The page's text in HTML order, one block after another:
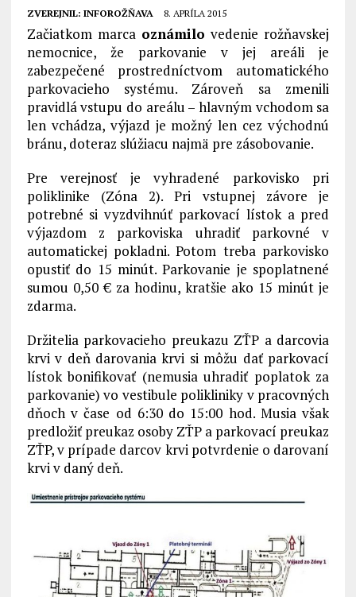
ZVEREJNIL: INFOROŽŇAVA 8. APRÍLA 2015
Začiatkom marca oznámilo vedenie rožňavskej
nemocnice, že parkovanie v jej areáli je
zabezpečené prostredníctvom automatického
parkovacieho systému. Zároveň sa zmenili
pravidlá vstupu do areálu – hlavným vchodom sa
len vchádza, výjazd je možný len cez východnú
bránu, doteraz slúžiacu najmä pre zásobovanie.
Pre verejnosť je vyhradené parkovisko pri
poliklinike (Zóna 2). Pri vstupnej závore je
potrebné si vyzdvihnúť parkovací lístok a pred
výjazdom z parkoviska uhradiť parkovné v
automatickej pokladni. Potom treba parkovisko
opustiť do 15 minút. Parkovanie je spoplatnené
sumou 0,50 € za hodinu, kratšie ako 15 minút je
zdarma.
Držitelia parkovacieho preukazu ZŤP a darcovia
krvi v deň darovania krvi si môžu dať parkovací
lístok bonifikovať (nemusia uhradiť poplatok za
parkovanie) vo vestibule polikliniky v pracovných
dňoch v čase od 6:30 do 15:00 hod. Musia však
predložiť preukaz osoby ZŤP a parkovací preukaz
ZŤP, v prípade darcov krvi potvrdenie o darovaní
krvi v daný deň.